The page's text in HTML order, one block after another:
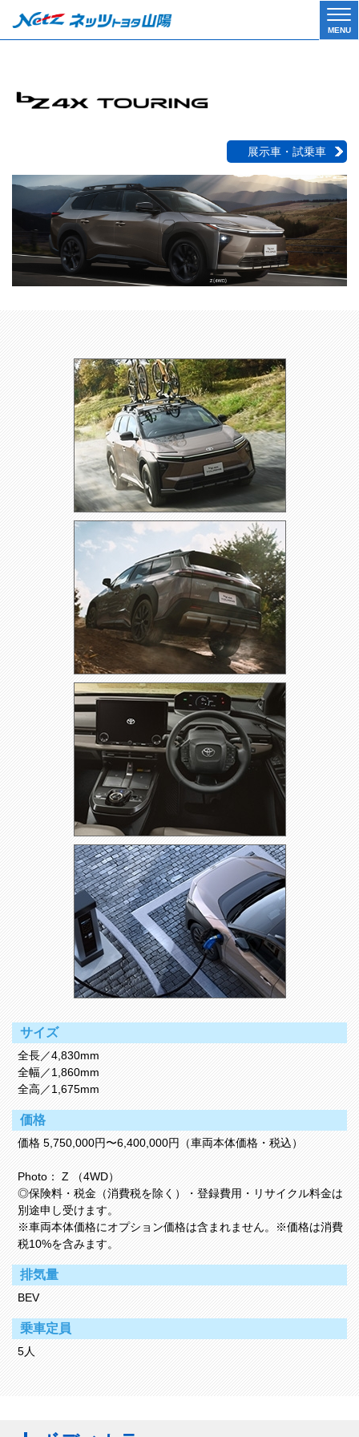
Tog
gle
MENU
展示車・試乗車
サイズ
全長／4,830mm
全幅／1,860mm
全高／1,675mm
価格
価格 5,750,000円〜6,400,000円（車両本体価格・税込）
Photo： Z （4WD）
◎保険料・税金（消費税を除く）・登録費用・リサイクル料金は
別途申し受けます。
※車両本体価格にオプション価格は含まれません。※価格は消費
税10%を含みます。
排気量
BEV
乗車定員
5人